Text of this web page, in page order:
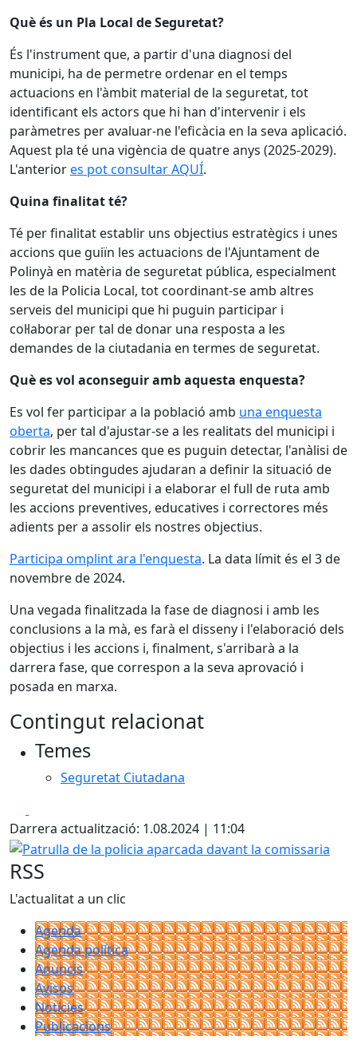
Què és un Pla Local de Seguretat?
És l'instrument que, a partir d'una diagnosi del
municipi, ha de permetre ordenar en el temps
actuacions en l'àmbit material de la seguretat, tot
identificant els actors que hi han d'intervenir i els
paràmetres per avaluar-ne l'eficàcia en la seva aplicació.
Aquest pla té una vigència de quatre anys (2025-2029).
L'anteriores pot consultar AQUÍ.
Quina finalitat té?
Té per finalitat establir uns objectius estratègics i unes
accions que guiïn les actuacions de l'Ajuntament de
Polinyà en matèria de seguretat pública, especialment
les de la Policia Local, tot coordinant-se amb altres
serveis del municipi que hi puguin participar i
col·laborar per tal de donar una resposta a les
demandes de la ciutadania en termes de seguretat.
Què es vol aconseguir amb aquesta enquesta?
Es vol fer participar a la població amb una enquesta
oberta, per tal d'ajustar-se a les realitats del municipi i
cobrir les mancances que es puguin detectar, l'anàlisi de
les dades obtingudes ajudaran a definir la situació de
seguretat del municipi i a elaborar el full de ruta amb
les accions preventives, educatives i correctores més
adients per a assolir els nostres objectius.
Participa omplint ara l'enquesta. La data límit és el 3 de
novembre de 2024.
Una vegada finalitzada la fase de diagnosi i amb les
conclusions a la mà, es farà el disseny i l'elaboració dels
objectius i les accions i, finalment, s'arribarà a la
darrera fase, que correspon a la seva aprovació i
posada en marxa.
Contingut relacionat
Temes
Seguretat Ciutadana
Darrera actualització: 1.08.2024 | 11:04
Patrulla de la policia aparcada davant la comissaria
RSS
L'actualitat a un clic
Agenda
Agenda política
Anuncis
Avisos
Notícies
Publicacions